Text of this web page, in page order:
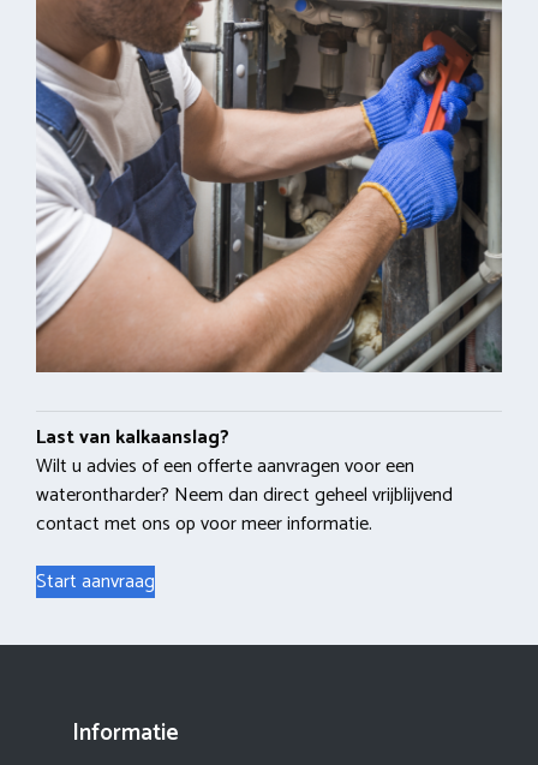
Last van kalkaanslag?
Wilt u advies of een offerte aanvragen voor een
waterontharder? Neem dan direct geheel vrijblijvend
contact met ons op voor meer informatie.
Start aanvraag
Informatie